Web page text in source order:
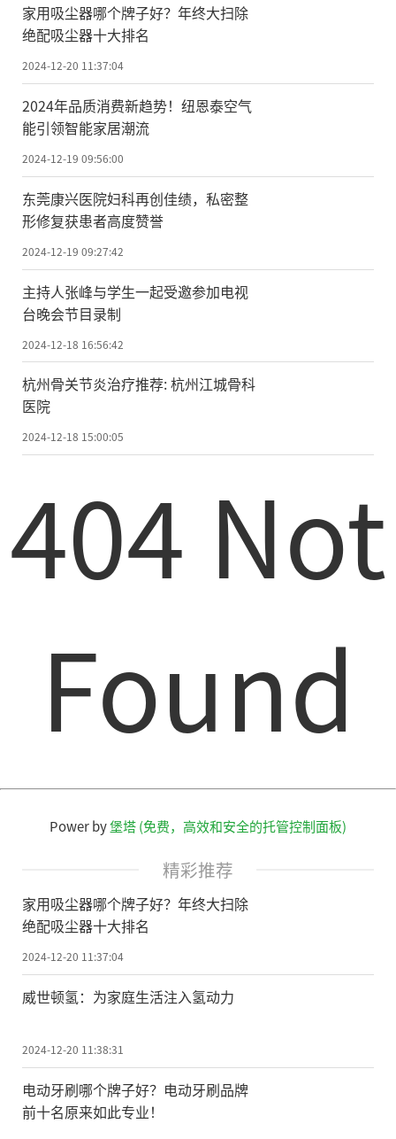
家用吸尘器哪个牌子好？年终大扫除
绝配吸尘器十大排名
2024-12-20 11:37:04
2024年品质消费新趋势！纽恩泰空气
能引领智能家居潮流
2024-12-19 09:56:00
东莞康兴医院妇科再创佳绩，私密整
形修复获患者高度赞誉
2024-12-19 09:27:42
主持人张峰与学生一起受邀参加电视
台晚会节目录制
2024-12-18 16:56:42
杭州骨关节炎治疗推荐: 杭州江城骨科
医院
2024-12-18 15:00:05
404 Not
Found
Power by堡塔 (免费，高效和安全的托管控制面板)
精彩推荐
家用吸尘器哪个牌子好？年终大扫除
绝配吸尘器十大排名
2024-12-20 11:37:04
威世顿氢：为家庭生活注入氢动力
2024-12-20 11:38:31
电动牙刷哪个牌子好？电动牙刷品牌
前十名原来如此专业！